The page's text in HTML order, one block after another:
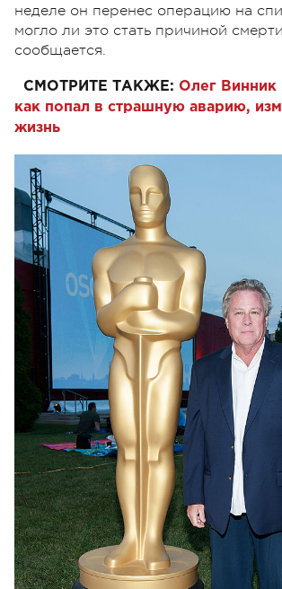
неделе он перенес операцию на
могло ли это стать причиной
сообщается.
СМОТРИТЕ ТАКЖЕ: Олег Винник
как попал в страшную аварию,
жизнь